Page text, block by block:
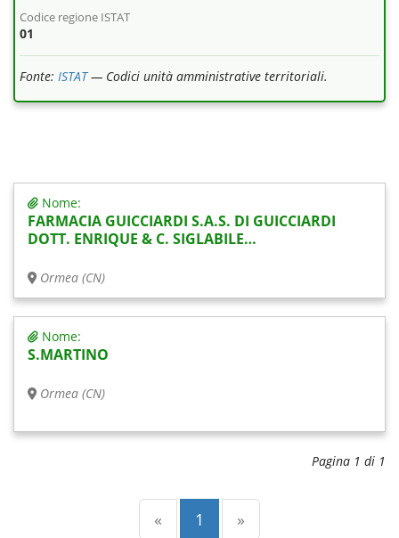
Codice regione ISTAT
01
Fonte: ISTAT— Codici unità amministrative territoriali.
Nome:
FARMACIA GUICCIARDI S.A.S. DI GUICCIARDI
DOTT. ENRIQUE & C. SIGLABILE…
Ormea (CN)
Nome:
S.MARTINO
Ormea (CN)
Pagina 1 di 1
« Precedente
1 (current)
»